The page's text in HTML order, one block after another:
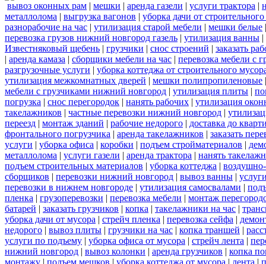
вывоз оконных рам | мешки | аренда газели | услуги трактора |
металлолома | выгрузка вагонов | уборка дачи от
разнорабочие на час | утилизация старой мебели | мешки белые
перевозка грузов нижний новгород газель | утилизация ванны |
Известняковый щебень | грузчики | снос строений | заказать
| аренда камаза | сборщики мебели на час | перевозка мебели с
разгрузочные услуги | уборка коттеджа от строительного
утилизация межкомнатных дверей | мешки полипропиленовые
мебели с грузчиками нижний новгород | утилизация плиты |
погрузка | снос перегородок | нанять рабочих | утилизация
такелажников | частные перевозки нижний новгород |
переезд | монтаж зданий | рабочие недорого | доставка до
фронтального погрузчика | аренда такелажников | заказать
услуги | уборка офиса | коробки | подъем стройматериалов |
металлолома | услуги газели | аренда трактора | нанять
подъем строительных материалов | уборка коттеджа |
сборщиков | перевозки нижний новгород | вывоз ванны |
перевозки в нижнем новгороде | утилизация самосвалами |
пленка | грузоперевозки | перевозка мебели | монтаж
батарей | заказать грузчиков | копка | такелажники на час |
уборка дачи от мусора | стрейч пленка | перевозка сейфа |
недорого | вывоз плиты | грузчики на час | копка траншей |
услуги по подъему | уборка офиса от мусора | стрейч лента |
нижний новгород | вывоз колонки | аренда грузчиков | копка